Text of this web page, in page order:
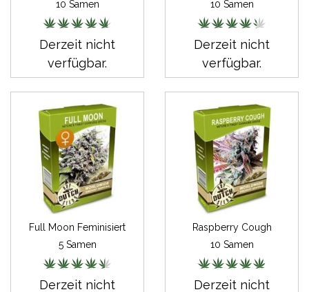
10 Samen
Derzeit nicht
verfügbar.
10 Samen
Derzeit nicht
verfügbar.
Full Moon Feminisiert
5 Samen
Derzeit nicht
Raspberry Cough
10 Samen
Derzeit nicht